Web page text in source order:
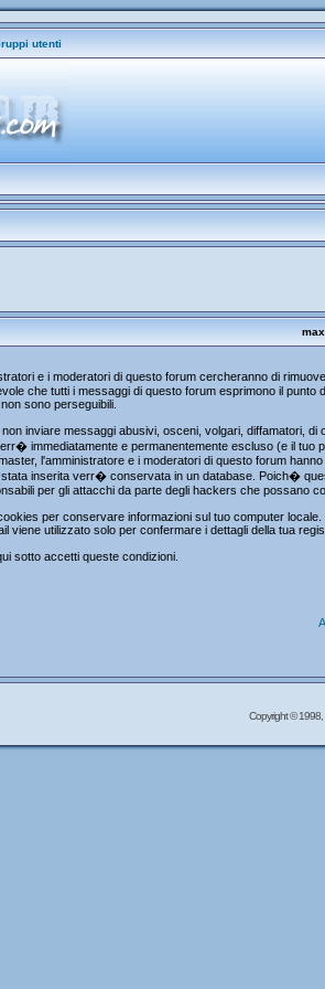
utenti
e i moderatori di questo forum cercheranno di
che tutti i messaggi di questo forum esprimono il
sono perseguibili.
inviare messaggi abusivi, osceni, volgari, diffamatori,
immediatamente e permanentemente escluso (e il
l'amministratore e i moderatori di questo forum
inserita verr� conservata in un database. Poich�
per gli attacchi da parte degli hackers che possano
per conservare informazioni sul tuo computer
viene utilizzato solo per confermare i dettagli della tua
sotto accetti queste condizioni.
Copyright ©